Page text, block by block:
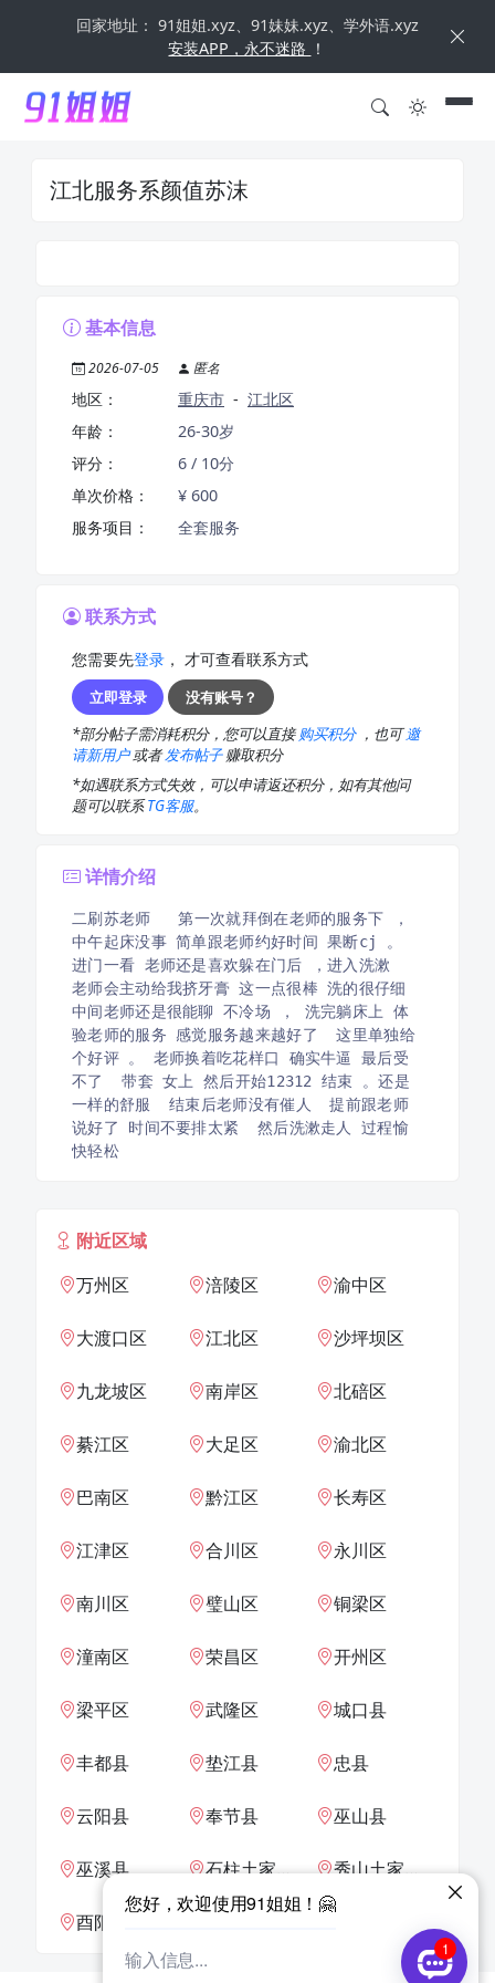
回家地址： 91姐姐.xyz、91妹妹.xyz、学外语.xyz
安装APP，永不迷路 ！
江北服务系颜值苏沫
基本信息
2026-07-05 匿名
地区： 重庆市 - 江北区
年龄：
26-30岁
评分：
6 / 10分
单次价格：
¥ 600
服务项目：
全套服务
联系方式
您需要先登录 ， 才可查看联系方式
立即登录
没有账号？
*部分帖子需消耗积分，您可以直接购买积分 ，也可邀
请新用户或者发布帖子赚取积分
*如遇联系方式失效，可以申请返还积分，如有其他问
题可以联系TG客服。
详情介绍
二刷苏老师   第一次就拜倒在老师的服务下 ，
中午起床没事 简单跟老师约好时间 果断cj 。
进门一看 老师还是喜欢躲在门后 ，进入洗漱
老师会主动给我挤牙膏 这一点很棒 洗的很仔细
中间老师还是很能聊 不冷场 ， 洗完躺床上 体
验老师的服务 感觉服务越来越好了  这里单独给
个好评 。 老师换着吃花样口 确实牛逼 最后受
不了  带套 女上 然后开始12312 结束 。还是
一样的舒服  结束后老师没有催人  提前跟老师
说好了 时间不要排太紧  然后洗漱走人 过程愉
快轻松
附近区域
万州区
涪陵区 渝中区
大渡口区 江北区 沙坪坝区
九龙坡区 南岸区 北碚区
綦江区 大足区 渝北区
巴南区 黔江区 长寿区
江津区 合川区 永川区
南川区 璧山区 铜梁区
潼南区 荣昌区 开州区
梁平区 武隆区 城口县
丰都县 垫江县 忠县
云阳县 奉节县 巫山县
巫溪县 石柱土家族自治县 秀山土家族苗族自治县
酉阳土家族苗族自治县